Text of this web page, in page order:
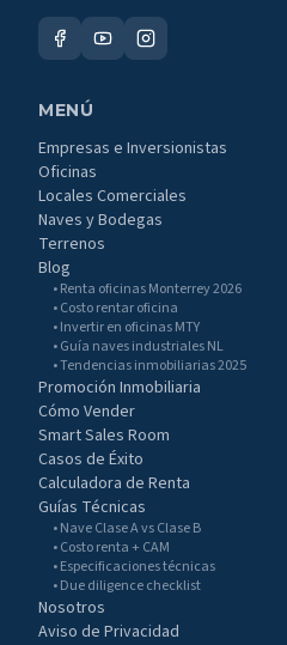
MENÚ
Empresas e Inversionistas
Oficinas
Locales Comerciales
Naves y Bodegas
Terrenos
Blog
• Renta oficinas Monterrey 2026
• Costo rentar oficina
• Invertir en oficinas MTY
• Guía naves industriales NL
• Tendencias inmobiliarias 2025
Promoción Inmobiliaria
Cómo Vender
Smart Sales Room
Casos de Éxito
Calculadora de Renta
Guías Técnicas
• Nave Clase A vs Clase B
• Costo renta + CAM
• Especificaciones técnicas
• Due diligence checklist
Nosotros
Aviso de Privacidad